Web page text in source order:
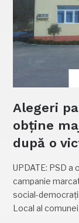
Alegeri
obține
după o
UPDATE: PSD a
campanie
social-
Local al